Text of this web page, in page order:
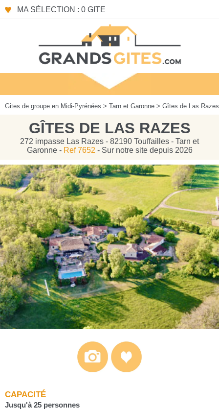
MA SÉLECTION : 0 GITE
Gites de groupe en Midi-Pyrénées > Tarn et Garonne > Gîtes de Las Razes
GÎTES DE LAS RAZES
272 impasse Las Razes - 82190 Touffailles - Tarn et
Garonne - Ref 7652 - Sur notre site depuis 2026
CAPACITÉ
Jusqu'à 25 personnes
Panneau de gestion des cookies